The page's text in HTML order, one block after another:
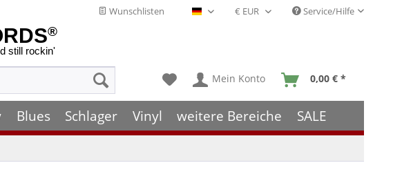
Wunschlisten Deutsch - DE Service/Hilfe
®
still rockin'
Mein Konto 0,00 € *
Blues Schlager Vinyl weitere Bereiche SALE